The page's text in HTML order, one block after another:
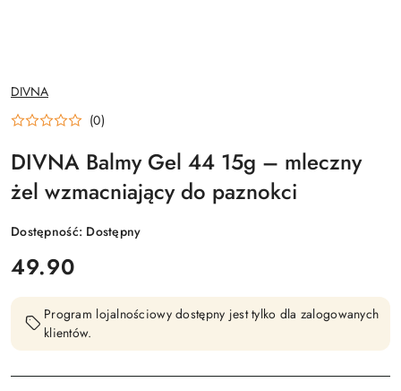
NAZWA
PRODUCENTA:
DIVNA
(0)
DIVNA Balmy Gel 44 15g – mleczny
żel wzmacniający do paznokci
Dostępność: Dostępny
cena:
49.90
Program lojalnościowy dostępny jest tylko dla zalogowanych
klientów.